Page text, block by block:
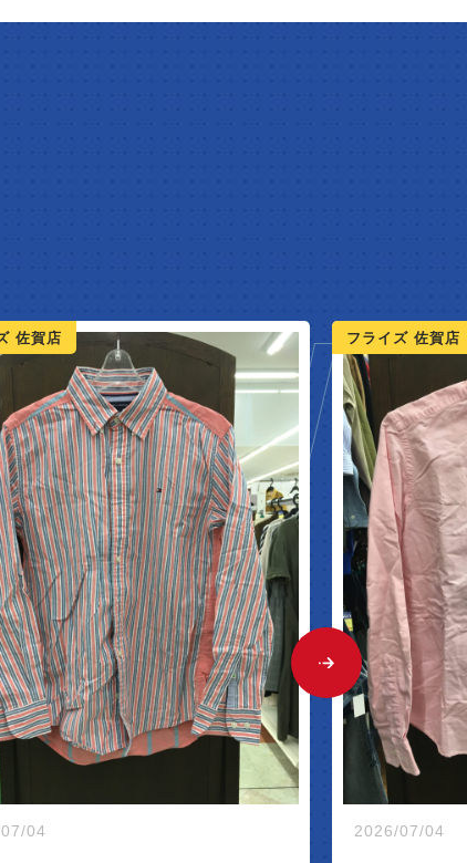
佐賀店
04
フライズ 佐賀店
2026/07/04